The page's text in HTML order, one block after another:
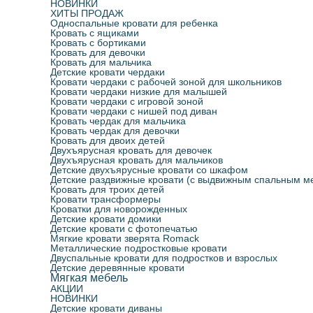
НОВИНКИ
ХИТЫ ПРОДАЖ
Односпальные кровати для ребенка
Кровать с ящиками
Кровать с бортиками
Кровать для девочки
Кровать для мальчика
Детские кровати чердаки
Кровати чердаки с рабочей зоной для школьников
Кровати чердаки низкие для малышей
Кровати чердаки с игровой зоной
Кровати чердаки с нишей под диван
Кровать чердак для мальчика
Кровать чердак для девочки
Кровать для двоих детей
Двухъярусная кровать для девочек
Двухъярусная кровать для мальчиков
Детские двухъярусные кровати со шкафом
Детские раздвижные кровати (с выдвижным спальным
Кровать для троих детей
Кровати трансформеры
Кроватки для новорожденных
Детские кровати домики
Детские кровати с фотопечатью
Мягкие кровати зверята Romack
Металлические подростковые кровати
Двуспальные кровати для подростков и взрослых
Детские деревянные кровати
Мягкая мебель
АКЦИИ
НОВИНКИ
Детские кровати диваны